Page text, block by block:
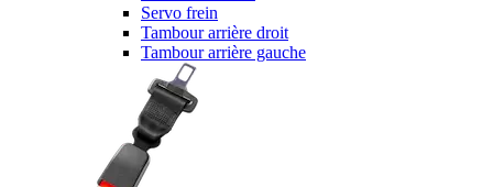
Servo frein
Tambour arrière droit
Tambour arrière gauche